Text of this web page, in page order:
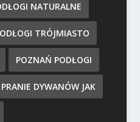
NATURALNE
TRÓJMIASTO
POZNAŃ PODŁOGI
PRANIE DYWANÓW JAK